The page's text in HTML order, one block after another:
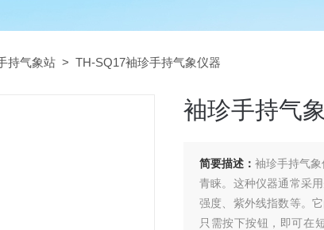
持气象站 > TH-SQ17袖珍手持气象仪器
袖珍手持气
简要描述： 袖珍手持气
青睐。这种仪器通常采
强度、紫外线指数等。
只需按下按钮，即可在